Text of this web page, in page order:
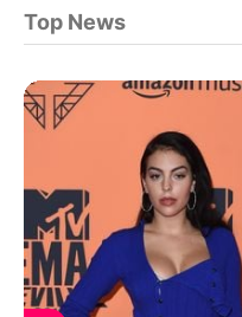
Top News